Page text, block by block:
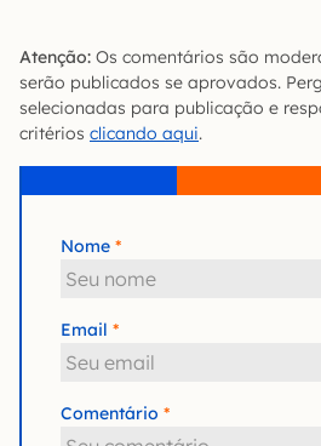
Atenção: Os comentários são
serão publicados se aprovados.
selecionadas para publicação e
critérios clicando aqui.
Nome
Email
Comentário